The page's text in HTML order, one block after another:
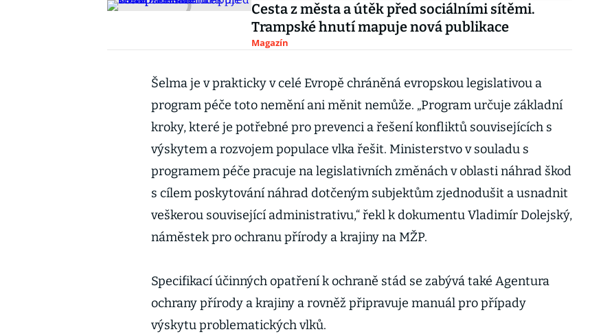
Cesta z města a útěk před sociálními sítěmi.
Trampské hnutí mapuje nová publikace
Magazín
Šelma je v prakticky v celé Evropě chráněná evropskou legislativou a
program péče toto nemění ani měnit nemůže. „Program určuje základní
kroky, které je potřebné pro prevenci a řešení konfliktů souvisejících s
výskytem a rozvojem populace vlka řešit. Ministerstvo v souladu s
programem péče pracuje na legislativních změnách v oblasti náhrad škod
s cílem poskytování náhrad dotčeným subjektům zjednodušit a usnadnit
veškerou související administrativu,“ řekl k dokumentu Vladimír Dolejský,
náměstek pro ochranu přírody a krajiny na MŽP.
Specifikací účinných opatření k ochraně stád se zabývá také Agentura
ochrany přírody a krajiny a rovněž připravuje manuál pro případy
výskytu problematických vlků.